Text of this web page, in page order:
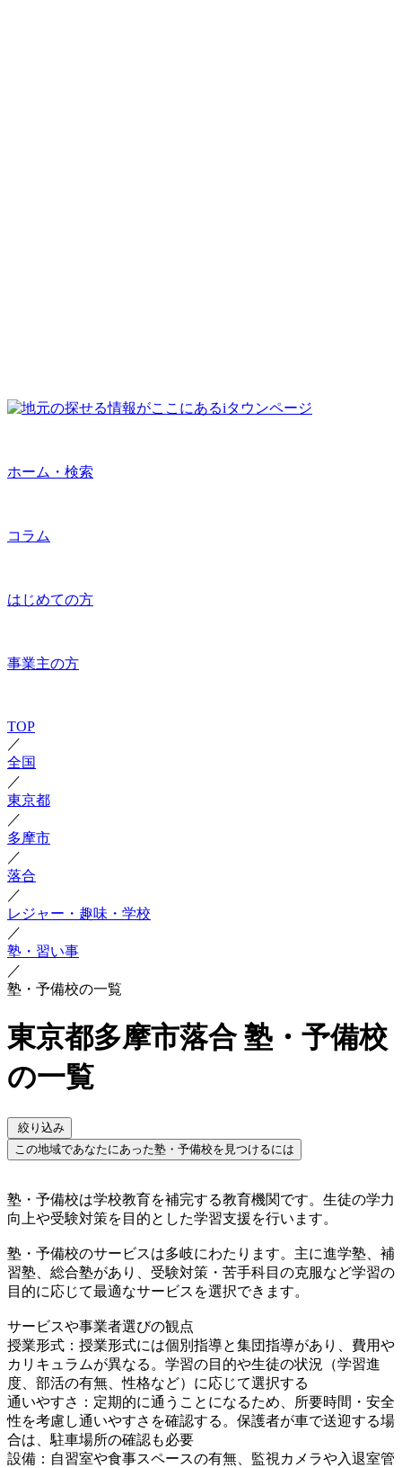
ホーム・検索
コラム
はじめての方
事業主の方
TOP
／
全国
／
東京都
／
多摩市
／
落合
／
レジャー・趣味・学校
／
塾・習い事
／
塾・予備校の一覧
東京都多摩市落合 塾・予備校
の一覧
絞り込み
この地域であなたにあった塾・予備校を見つけるには
塾・予備校は学校教育を補完する教育機関です。生徒の学力
向上や受験対策を目的とした学習支援を行います。
塾・予備校のサービスは多岐にわたります。主に進学塾、補
習塾、総合塾があり、受験対策・苦手科目の克服など学習の
目的に応じて最適なサービスを選択できます。
サービスや事業者選びの観点
授業形式：授業形式には個別指導と集団指導があり、費用や
カリキュラムが異なる。学習の目的や生徒の状況（学習進
度、部活の有無、性格など）に応じて選択する
通いやすさ：定期的に通うことになるため、所要時間・安全
性を考慮し通いやすさを確認する。保護者が車で送迎する場
合は、駐車場所の確認も必要
設備：自習室や食事スペースの有無、監視カメラや入退室管